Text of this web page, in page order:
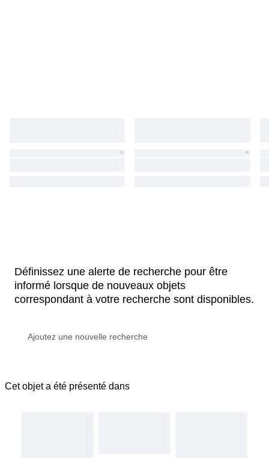
Définissez une alerte de recherche pour être
informé lorsque de nouveaux objets
correspondant à votre recherche sont disponibles.
Cet objet a été présenté dans